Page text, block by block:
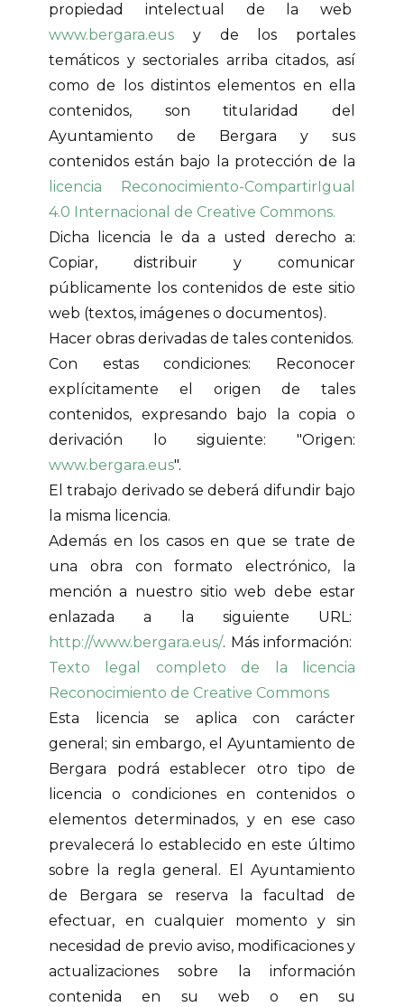
propiedad intelectual de la web
www.bergara.eus y de los portales
temáticos y sectoriales arriba citados, así
como de los distintos elementos en ella
contenidos, son titularidad del
Ayuntamiento de Bergara y sus
contenidos están bajo la protección de la
licencia Reconocimiento-CompartirIgual
4.0 Internacional de Creative Commons.
Dicha licencia le da a usted derecho a:
Copiar, distribuir y comunicar
públicamente los contenidos de este sitio
web (textos, imágenes o documentos).
Hacer obras derivadas de tales contenidos.
Con estas condiciones: Reconocer
explícitamente el origen de tales
contenidos, expresando bajo la copia o
derivación lo siguiente: "Origen:
www.bergara.eus".
El trabajo derivado se deberá difundir bajo
la misma licencia.
Además en los casos en que se trate de
una obra con formato electrónico, la
mención a nuestro sitio web debe estar
enlazada a la siguiente URL:
http://www.bergara.eus/. Más información:
Texto legal completo de la licencia
Reconocimiento de Creative Commons
Esta licencia se aplica con carácter
general; sin embargo, el Ayuntamiento de
Bergara podrá establecer otro tipo de
licencia o condiciones en contenidos o
elementos determinados, y en ese caso
prevalecerá lo establecido en este último
sobre la regla general. El Ayuntamiento
de Bergara se reserva la facultad de
efectuar, en cualquier momento y sin
necesidad de previo aviso, modificaciones y
actualizaciones sobre la información
contenida en su web o en su